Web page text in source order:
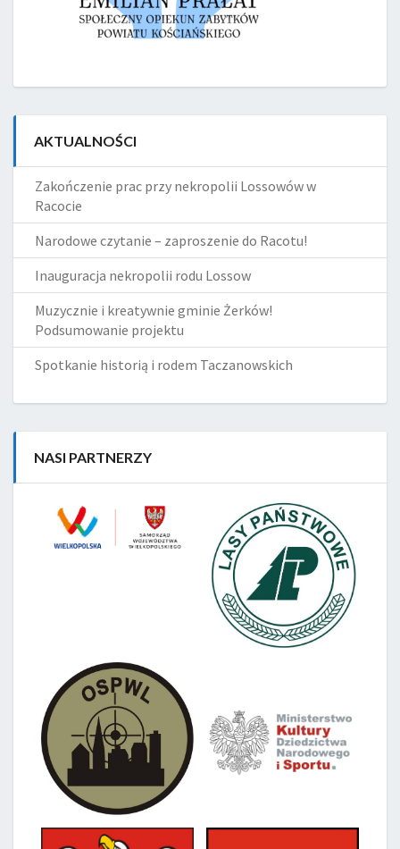
AKTUALNOŚCI
Zakończenie prac przy nekropolii Lossowów w
Racocie
Narodowe czytanie – zaproszenie do Racotu!
Inauguracja nekropolii rodu Lossow
Muzycznie i kreatywnie gminie Żerków!
Podsumowanie projektu
Spotkanie historią i rodem Taczanowskich
NASI PARTNERZY